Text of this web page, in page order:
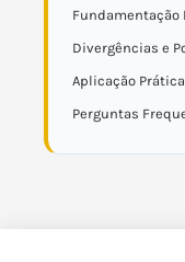
Fundamentação
Divergências e
Aplicação
Perguntas